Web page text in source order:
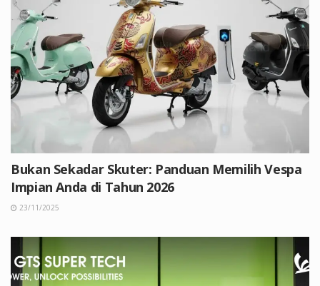
Bukan Sekadar Skuter: Panduan Memilih Vespa
Impian Anda di Tahun 2026
23/11/2025